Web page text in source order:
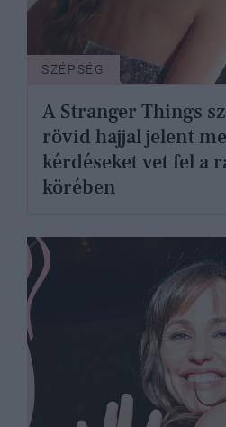
SZÉPSÉG
A Stranger Things
rövid hajjal jelent
kérdéseket vet fel a
körében